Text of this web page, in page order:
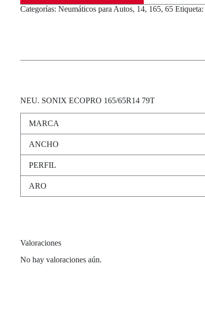
Categorías: Neumáticos para Autos, 14, 165, 65 Etiqueta:
NEU. SONIX ECOPRO 165/65R14 79T
MARCA
ANCHO
PERFIL
ARO
Valoraciones
No hay valoraciones aún.